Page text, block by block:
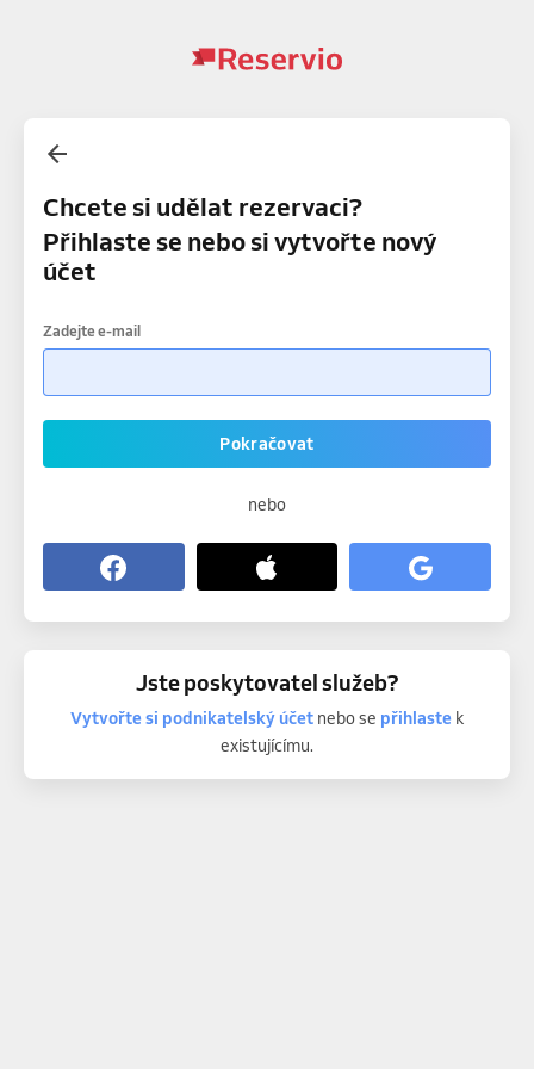
Chcete si udělat rezervaci?
Přihlaste se nebo si vytvořte nový
účet
Zadejte e-mail
Pokračovat
nebo
Jste poskytovatel služeb?
Vytvořte si podnikatelský účetnebo se přihlastek
existujícímu.